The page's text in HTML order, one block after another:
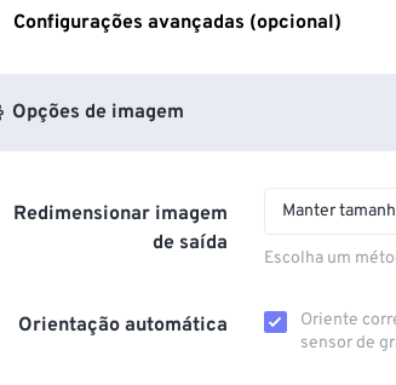
Configurações avançadas (opcional)
Opções de imagem
Redimensionar imagem
de saída
Manter
Escolha um
Orientação automática
Oriente
sensor de